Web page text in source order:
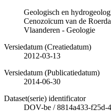
Geologisch en
Cenozoïcum van de
Vlaanderen - Geologie
Versiedatum (Creatiedatum)
2012-03-13
Versiedatum (Publicatiedatum)
2014-06-30
Dataset(serie) identificator
DOV-be /8814a433-f25d-